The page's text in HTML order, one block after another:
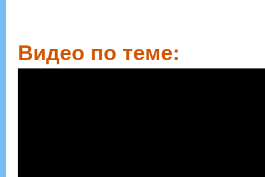
Видео по теме: